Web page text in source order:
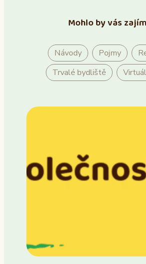
Mohlo by vás
Návody Pojmy
Trvalé bydliště